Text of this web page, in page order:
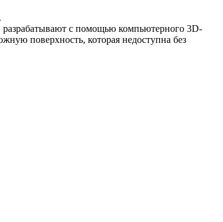
разрабатывают с помощью компьютерного 3D-
поверхность, которая недоступна без